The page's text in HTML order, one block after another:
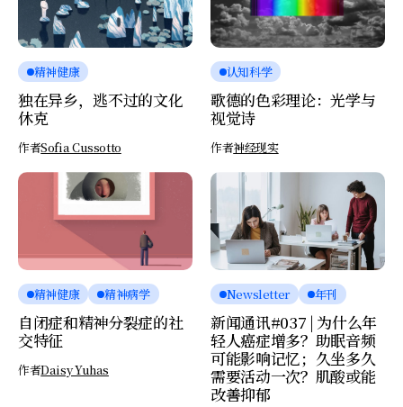
精神健康
独在异乡，逃不过的文化
休克
作者Sofia Cussotto
认知科学
歌德的色彩理论：光学与
视觉诗
作者神经现实
精神健康 精神病学
自闭症和精神分裂症的社
交特征
作者Daisy Yuhas
Newsletter 年刊
新闻通讯#037 | 为什么年
轻人癌症增多？助眠音频
可能影响记忆；久坐多久
需要活动一次？肌酸或能
改善抑郁